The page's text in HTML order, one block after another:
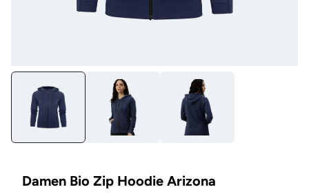
Medien
Modal
öffnen
Damen Bio Zip Hoodie Arizona